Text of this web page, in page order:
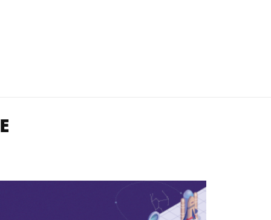
Attribuzione 4.0 Internazionale (CC BY 4.0) icone